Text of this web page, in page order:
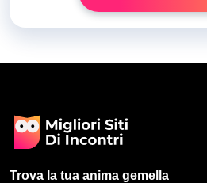
Trova la tua anima gemella